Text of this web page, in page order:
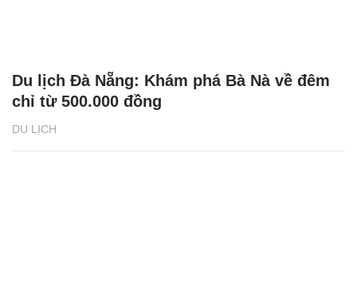
DU LỊCH
Du lịch Đà Nẵng: Khám phá Bà Nà về đêm
chỉ từ 500.000 đồng